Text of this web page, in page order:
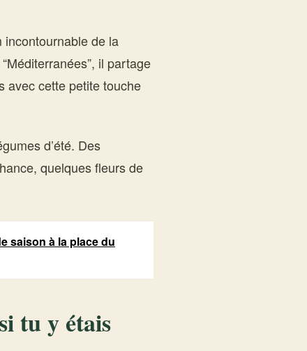
incontournable de la
il partage
avec cette petite touche
d’été. Des
quelques fleurs de
saison à la place du
tu y étais